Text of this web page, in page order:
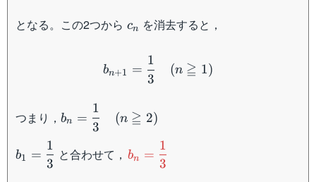
となる。この2つから c_n
cn を消去すると，
bn+1 =
3
1
(n ≧ 1)
つまり，b_n =
\dfrac{1}
\quad(n
bn =
3
1
(n ≧ 2)
b_1 =
\dfrac{1}
b1 =
3
1
と合わせて， b_n =
\dfrac{1}
bn =
3
1